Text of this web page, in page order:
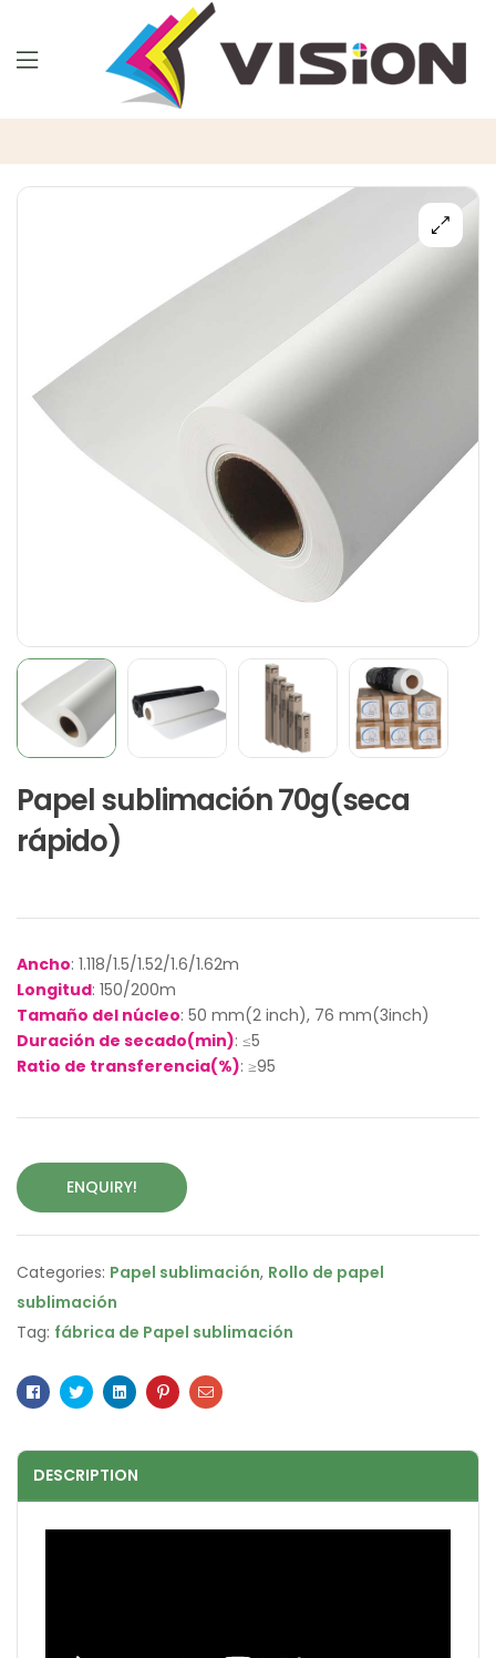
Papel sublimación 70g(seca
rápido)
Ancho: 1.118/1.5/1.52/1.6/1.62m
Longitud: 150/200m
Tamaño del núcleo: 50 mm(2 inch), 76 mm(3inch)
Duración de secado(min): ≤5
Ratio de transferencia(%): ≥95
ENQUIRY!
Categories: Papel sublimación, Rollo de papel
sublimación
Tag: fábrica de Papel sublimación
Facebook
TwitterLinkedinPinterestEmail
DESCRIPTION